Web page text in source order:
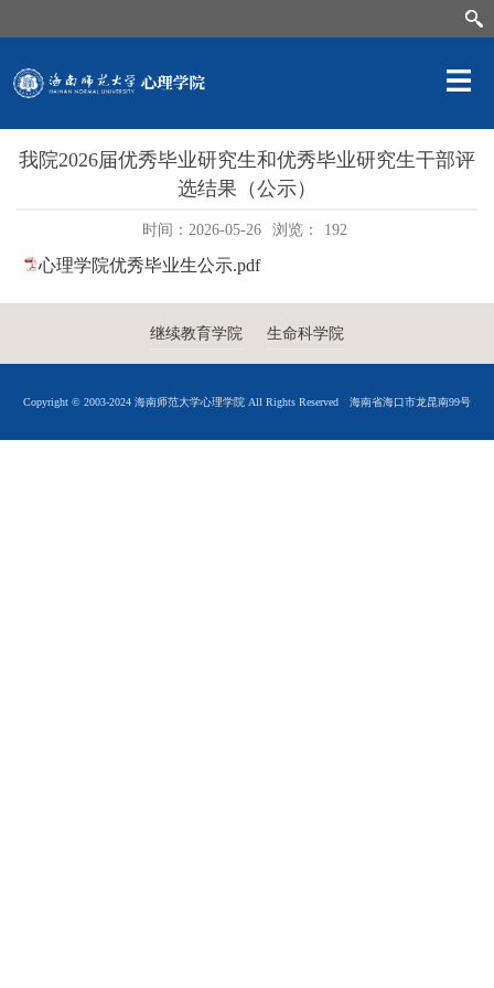
我院2026届优秀毕业研究生和优秀毕业研究生干部评
选结果（公示）
时间：2026-05-26 浏览： 192
心理学院优秀毕业生公示.pdf
继续教育学院 生命科学院
Copyright © 2003-2024 海南师范大学心理学院 All Rights Reserved 海南省海口市龙昆南99号